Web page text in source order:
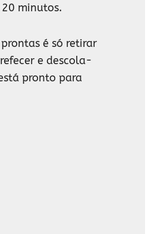
minutos.
é só retirar
e descola-
pronto para